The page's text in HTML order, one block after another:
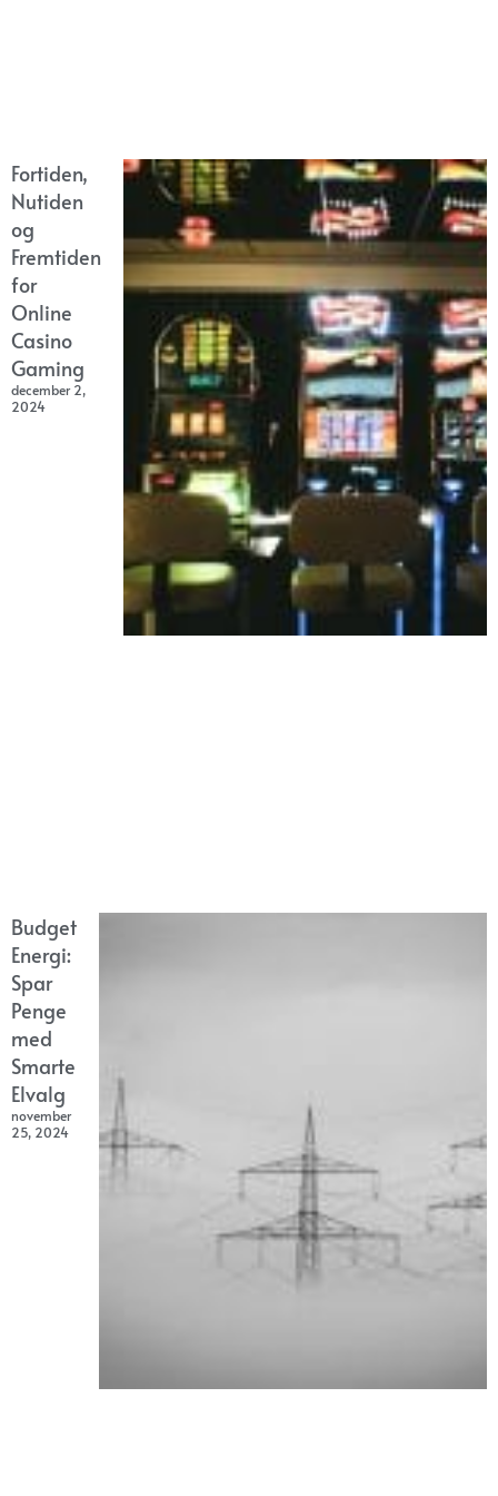
Fortiden,
Nutiden
og
Fremtiden
for
Online
Casino
Gaming
december 2,
2024
Budget
Energi:
Spar
Penge
med
Smarte
Elvalg
november
25, 2024